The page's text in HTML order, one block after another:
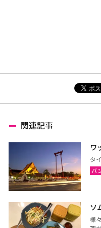
関連記事
ワ
タ
バ
ソ
様